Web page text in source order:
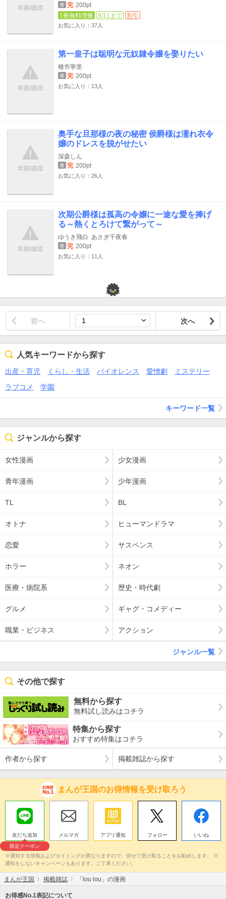
巻 完 200pt
1冊無料増量
8/11まで 割引
お気に入り：37人
第一皇子は聡明な元奴隷令嬢を娶りたい
種市寧里
巻 完 200pt
お気に入り：13人
奥手な旦那様の夜の秘密 侯爵様は濡れ衣令
嬢のドレスを脱がせたい
深森しん
巻 完 200pt
お気に入り：26人
次期公爵様は孤高の令嬢に一途な愛を捧げ
る～熱くとろけて繋がって～
ゆうき飛白 あさぎ千夜春
巻 完 200pt
お気に入り：11人
前へ 次へ
人気キーワードから探す
出産・育児 くらし・生活 バイオレンス 愛憎劇
ミステリー
ラブコメ
学園
キーワード一覧
ジャンルから探す
女性漫画 少女漫画
青年漫画 少年漫画
TL BL
オトナ ヒューマンドラマ
恋愛 サスペンス
ホラー ネオン
医療・病院系 歴史・時代劇
グルメ ギャグ・コメディー
職業・ビジネス アクション
ジャンル一覧
その他で探す
無料から探す
無料試し読みはコチラ
特集から探す
おすすめ特集はコチラ
作者から探す 掲載雑誌から探す
まんが王国のお得情報を受け取ろう
友だち追加
限定クーポン
メルマガ アプリ通知 フォロー いいね
※通知する情報およびタイミングが異なりますので、併せて受け取ることをお勧めします。 ※
通知をしないキャンペーンもあります。ご了承ください。
まんが王国 掲載雑誌 「lou lou」の漫画
お得感No.1表記について